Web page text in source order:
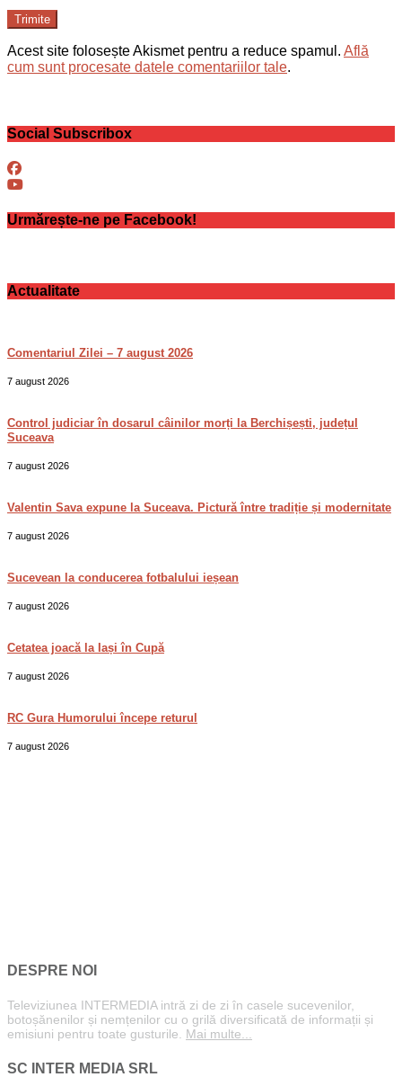
Trimite
Acest site folosește Akismet pentru a reduce spamul. Află
cum sunt procesate datele comentariilor tale.
Social Subscribox
Urmărește-ne pe Facebook!
Actualitate
Comentariul Zilei – 7 august 2026
7 august 2026
Control judiciar în dosarul câinilor morți la Berchișești, județul
Suceava
7 august 2026
Valentin Sava expune la Suceava. Pictură între tradiție și modernitate
7 august 2026
Sucevean la conducerea fotbalului ieșean
7 august 2026
Cetatea joacă la Iași în Cupă
7 august 2026
RC Gura Humorului începe returul
7 august 2026
DESPRE NOI
Televiziunea INTERMEDIA intră zi de zi în casele sucevenilor,
botoșănenilor și nemțenilor cu o grilă diversificată de informații și
emisiuni pentru toate gusturile. Mai multe...
SC INTER MEDIA SRL